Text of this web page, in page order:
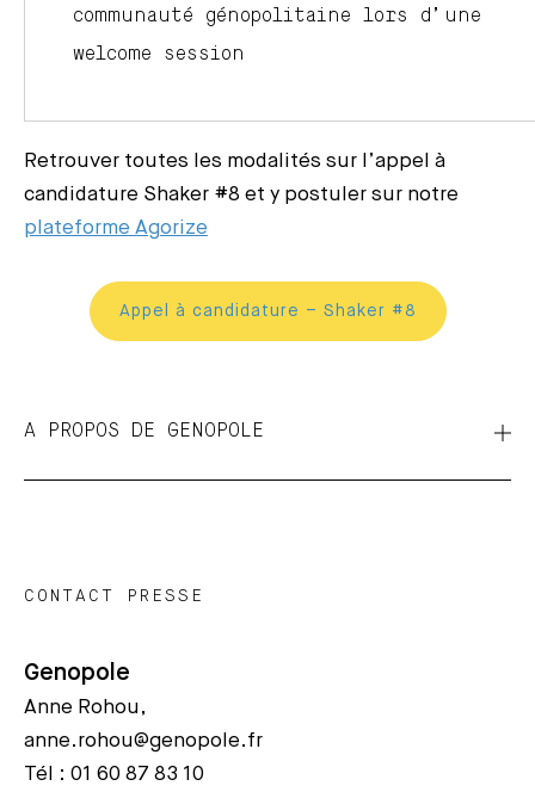
communauté génopolitaine lors d’une
welcome session
Retrouver toutes les modalités sur l’appel à
candidature Shaker #8 et y postuler sur notre
plateforme Agorize
Appel à candidature – Shaker #8
A PROPOS DE GENOPOLE
CONTACT PRESSE
Genopole
Anne Rohou,
anne.rohou@genopole.fr
Tél : 01 60 87 83 10